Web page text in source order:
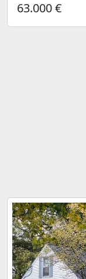
63.000 €